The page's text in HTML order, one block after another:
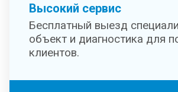
Высокий сервис
Бесплатный выезд
объект и диагностика для
клиентов.